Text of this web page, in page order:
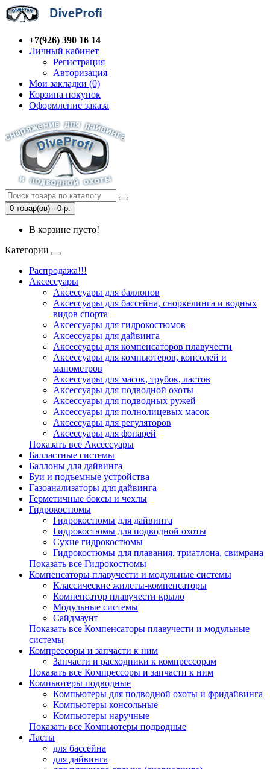
+7(926) 390 16 14
Личный кабинет
Регистрация
Авторизация
Мои закладки (0)
Корзина покупок
Оформление заказа
0 товар(ов) - 0 р.
В корзине пусто!
Категории
Распродажа!!!
Аксессуары
Аксессуары для баллонов
Аксессуары для бассейна, сноркелинга и водных
видов спорта
Аксессуары для гидрокостюмов
Аксессуары для дайвинга
Аксессуары для компенсаторов плавучести
Аксессуары для компьютеров, консолей и
манометров
Аксессуары для масок, трубок, ластов
Аксессуары для подводной охоты
Аксессуары для подводных ружей
Аксессуары для полнолицевых масок
Аксессуары для регуляторов
Аксессуары для фонарей
Показать все Аксессуары
Балластные системы
Баллоны для дайвинга
Буи и подъемные устройства
Газоанализаторы для дайвинга
Герметичные боксы и чехлы
Гидрокостюмы
Гидрокостюмы для дайвинга
Гидрокостюмы для подводной охоты
Сухие гидрокостюмы
Гидрокостюмы для плавания, триатлона, свимрана
Показать все Гидрокостюмы
Компенсаторы плавучести и модульные системы
Классические жилеты-компенсаторы
Компенсатор плавучести крыло
Модульные системы
Сайдмаунт
Показать все Компенсаторы плавучести и модульные
системы
Компрессоры и запчасти к ним
Запчасти и расходники к компрессорам
Показать все Компрессоры и запчасти к ним
Компьютеры подводные
Компьютеры для подводной охоты и фридайвинга
Компьютеры консольные
Компьютеры наручные
Показать все Компьютеры подводные
Ласты
для бассейна
для дайвинга